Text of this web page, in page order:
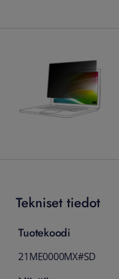
Tekniset tiedot
Tuotekoodi
21ME0000MX#SD